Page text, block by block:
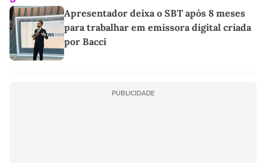
Apresentador deixa o SBT após 8 meses
para trabalhar em emissora digital criada
por Bacci
PUBLICIDADE